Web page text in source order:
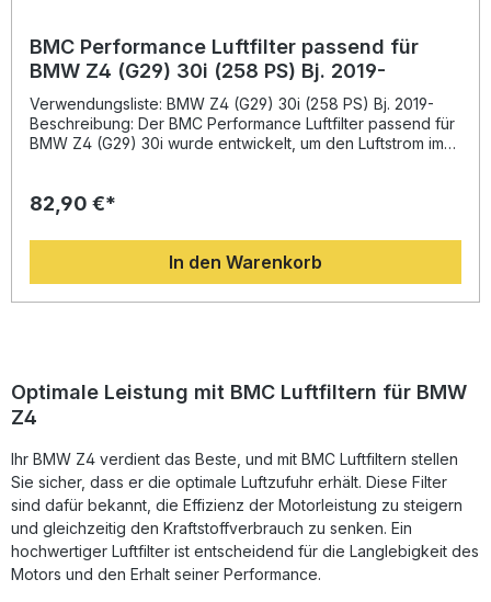
BMC Performance Luftfilter passend für
BMW Z4 (G29) 30i (258 PS) Bj. 2019-
Verwendungsliste: BMW Z4 (G29) 30i (258 PS) Bj. 2019-
Beschreibung: Der BMC Performance Luftfilter passend für
BMW Z4 (G29) 30i wurde entwickelt, um den Luftstrom im
innovativer Technologie, die aus dem Motorsport stammt,
und trägt so zur Steigerung der Motorleistung und des
Ansprechverhaltens bei. BMC setzt auf das einzigartige
"Full Moulding"-Produktionsverfahren, wodurch der Filter
aus einem Stück gefertigt ist und keine Schweißnähte
Luftdurchlässigkeit zu verbessern und Schmutzpartikel
effektiv zu filtern. Die verwendete Epoxidbeschichtung
schützt das Metallgewebe vor Oxidation und
von einer harmonischen Kombination aus Racing-
Technologie, Zuverlässigkeit und Qualität für den
Alltagseinsatz – ideal für Fahrer, die eine
Leistungssteigerung sowie einen langlebigen,
wartungsfreundlichen Luftfilter wünschen. Optimierter
Luftstrom durch fortschrittliche Baumwollstruktur Erhöhte
Motorleistung und verbesserte Gasannahme Langlebige
82,90 €*
In den Warenkorb
Optimale Leistung mit BMC Luftfiltern für BMW
Z4
Ihr BMW Z4 verdient das Beste, und mit BMC Luftfiltern stellen
Sie sicher, dass er die optimale Luftzufuhr erhält. Diese Filter
sind dafür bekannt, die Effizienz der Motorleistung zu steigern
und gleichzeitig den Kraftstoffverbrauch zu senken. Ein
hochwertiger Luftfilter ist entscheidend für die Langlebigkeit des
Motors und den Erhalt seiner Performance.